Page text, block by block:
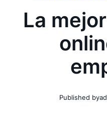
La
Published by